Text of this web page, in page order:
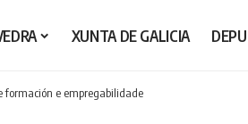
XUNTA DE GALICIA
formación e empregabilidade